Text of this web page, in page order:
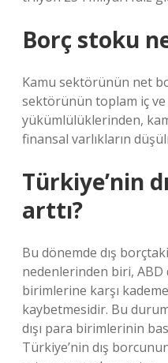
Borç stoku
Kamu sektörünün net
sektörünün toplam iç ve
yükümlülüklerinden,
finansal varlıkların
Türkiye’nin
arttı?
Bu dönemde dış borçtaki
nedenlerinden biri, ABD
birimlerine karşı
kaybetmesidir. Bu
dışı para birimlerinin
Türkiye’nin dış